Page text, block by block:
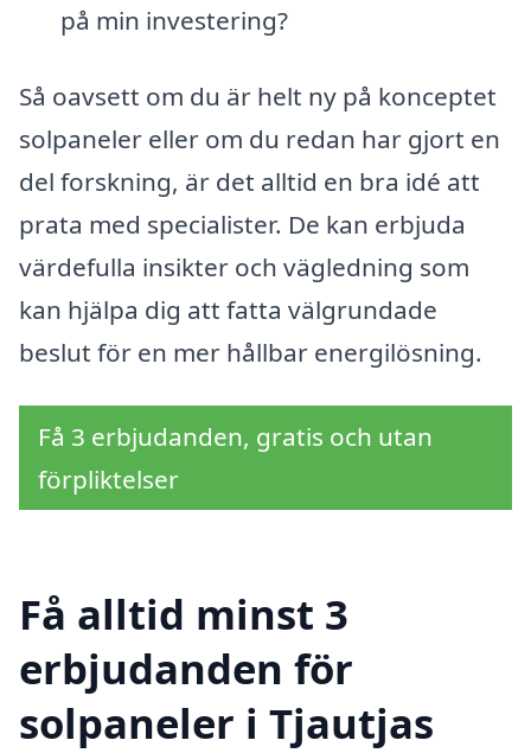
på min investering?
Så oavsett om du är helt ny på konceptet
solpaneler eller om du redan har gjort en
del forskning, är det alltid en bra idé att
prata med specialister. De kan erbjuda
värdefulla insikter och vägledning som
kan hjälpa dig att fatta välgrundade
beslut för en mer hållbar energilösning.
Få 3 erbjudanden, gratis och utan
förpliktelser
Få alltid minst 3
erbjudanden för
solpaneler i Tjautjas